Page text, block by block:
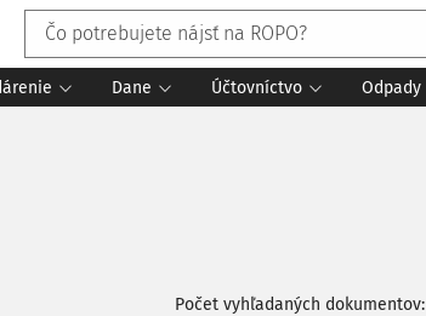
Dane Účtovníctvo Odpady
Počet vyhľadaných dokumentov: